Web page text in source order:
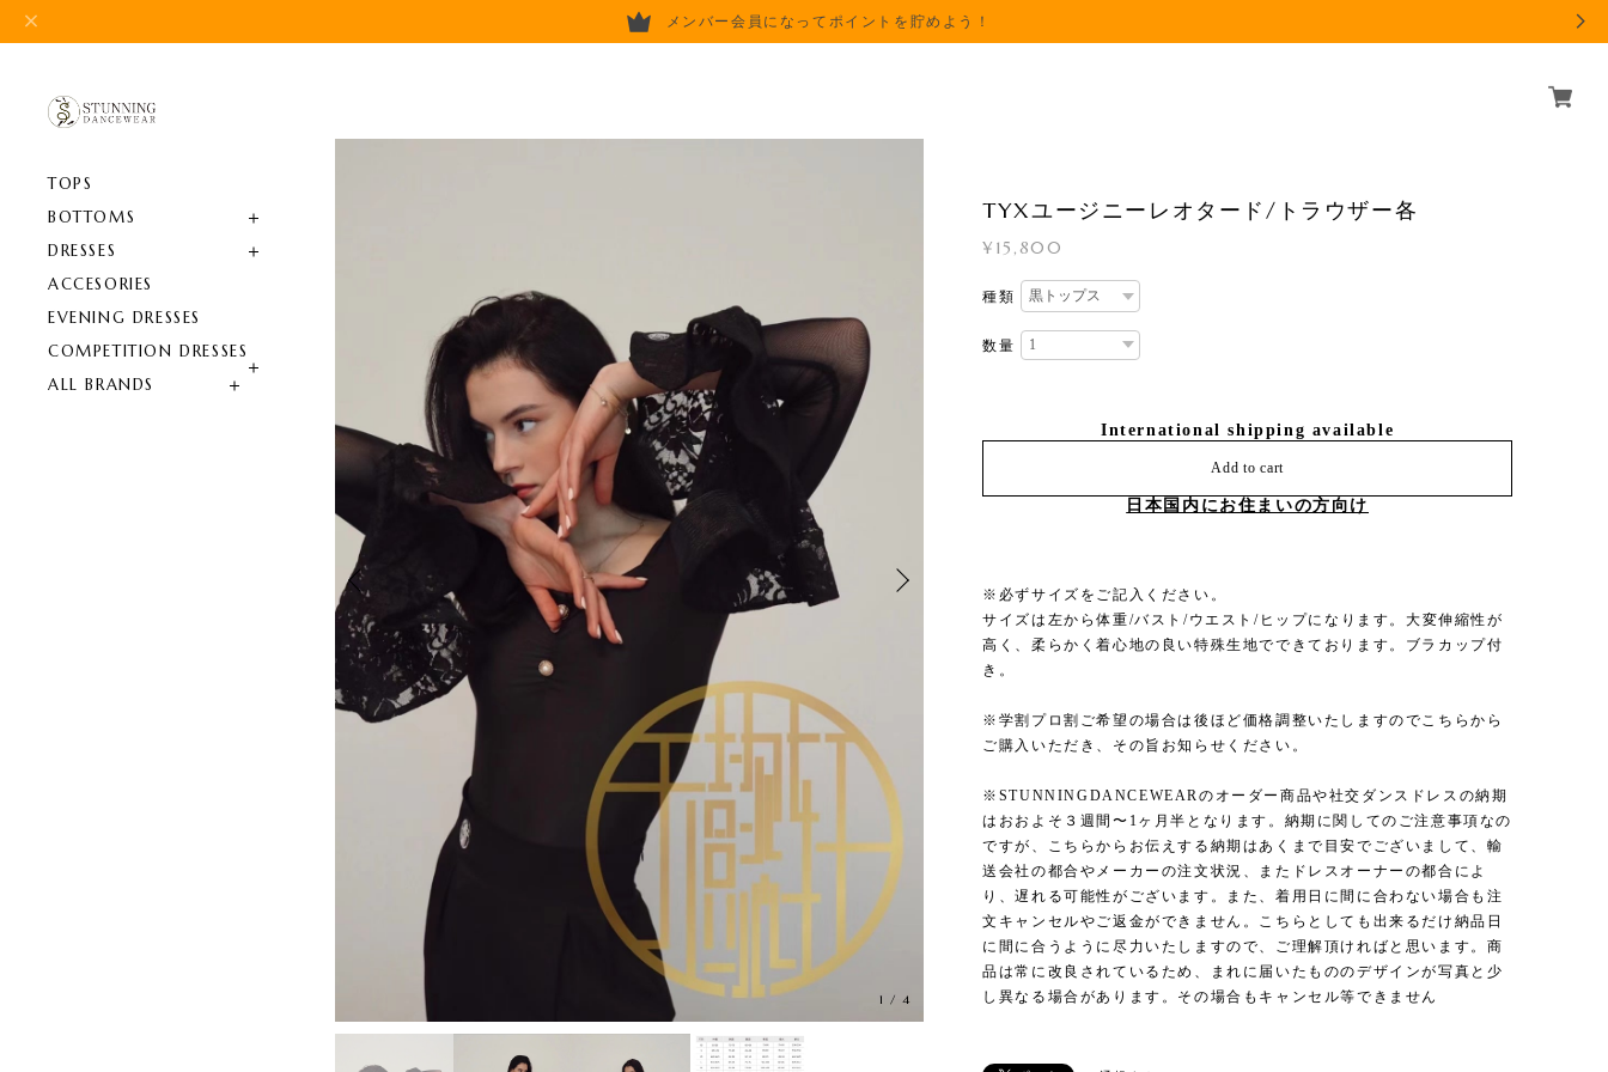
メンバー会員になってポイントを貯めよう！
TOPS
BOTTOMS
DRESSES
ACCESORIES
EVENING DRESSES
COMPETITION DRESSES
ALL BRANDS
1 /4
TYXユージニーレオタード/トラウザー各
¥15,800
種類
数量
International shipping available
Add to cart
日本国内にお住まいの方向け
※必ずサイズをご記入ください。
サイズは左から体重/バスト/ウエスト/ヒップになります。大変伸縮性が
高く、柔らかく着心地の良い特殊生地でできております。ブラカップ付
き。
※学割プロ割ご希望の場合は後ほど価格調整いたしますのでこちらから
ご購入いただき、その旨お知らせください。
※STUNNINGDANCEWEARのオーダー商品や社交ダンスドレスの納期
はおおよそ３週間〜1ヶ月半となります。納期に関してのご注意事項なの
ですが、こちらからお伝えする納期はあくまで目安でございまして、輸
送会社の都合やメーカーの注文状況、またドレスオーナーの都合によ
り、遅れる可能性がございます。また、着用日に間に合わない場合も注
文キャンセルやご返金ができません。こちらとしても出来るだけ納品日
に間に合うように尽力いたしますので、ご理解頂ければと思います。商
品は常に改良されているため、まれに届いたもののデザインが写真と少
し異なる場合があります。その場合もキャンセル等できません